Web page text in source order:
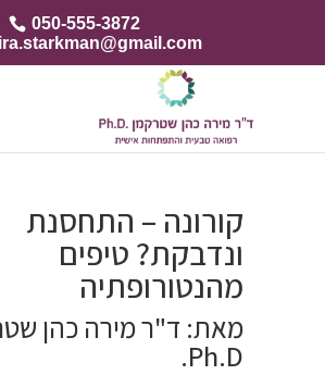
050-555-3872
קורונה – התחסנת
ונדבקת? טיפים
מהנטורופתיה
מאת: ד"ר מירה כהן
Ph.D.